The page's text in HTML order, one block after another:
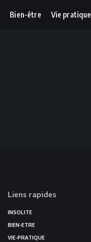
Bien-être Vie pratique
Liens rapides
INSOLITE
BIEN-ETRE
VIE-PRATIQUE